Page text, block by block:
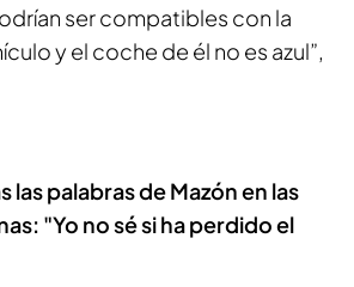
ser compatibles con la
y el coche de él no es azul”,
las palabras de Mazón en las
"Yo no sé si ha perdido el